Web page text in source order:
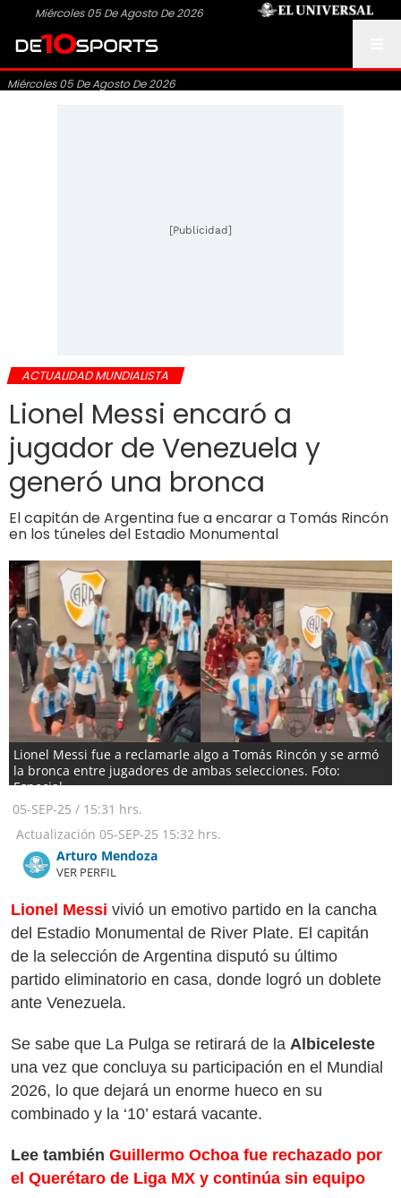
Miércoles 05 De Agosto De 2026
Miércoles 05 De Agosto De 2026
[Publicidad]
ACTUALIDAD MUNDIALISTA
Lionel Messi encaró a
jugador de Venezuela y
generó una bronca
El capitán de Argentina fue a encarar a Tomás Rincón
en los túneles del Estadio Monumental
Lionel Messi fue a reclamarle algo a Tomás Rincón y se armó
la bronca entre jugadores de ambas selecciones. Foto:
Especial
05-SEP-25 / 15:31 hrs.
Actualización 05-SEP-25 15:32 hrs.
Arturo Mendoza
VER PERFIL
Lionel Messi vivió un emotivo partido en la cancha
del Estadio Monumental de River Plate. El capitán
de la selección de Argentina disputó su último
partido eliminatorio en casa, donde logró un doblete
ante Venezuela.
Se sabe que La Pulga se retirará de la Albiceleste
una vez que concluya su participación en el Mundial
2026, lo que dejará un enorme hueco en su
combinado y la ‘10’ estará vacante.
Lee también Guillermo Ochoa fue rechazado por
el Querétaro de Liga MX y continúa sin equipo